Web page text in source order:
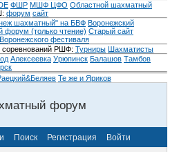
ФШР МШФ ЦФО Областной шахматный
форум сайт
шахматный" на БВФ Воронежский
форум (только чтение) Старый сайт
фестиваля
соревнований РШФ: Турниры Шахматисты
Алексеевка Урюпинск Балашов Тамбов
Те же и Яриков
форум
Поиск Регистрация Войти